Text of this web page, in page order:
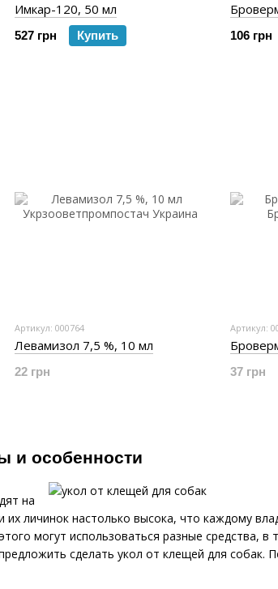
и особенности
на
их личинок настолько высока, что каждому
могут использоваться разные средства, в
сделать укол от клещей для собак.
Имкар-120, 50 мл
527 грн Купить 106 грн
Артикул: 000764
Левамизол 7,5 %, 10 мл
22 грн
Артикул:
37 грн